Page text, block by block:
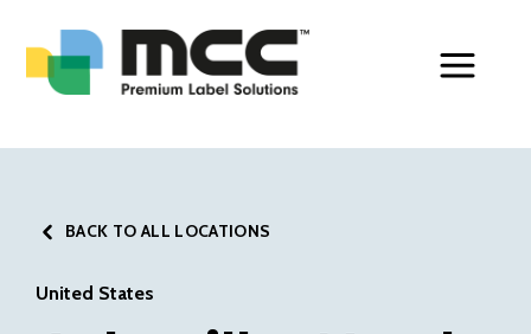
BACK TO ALL LOCATIONS
United States